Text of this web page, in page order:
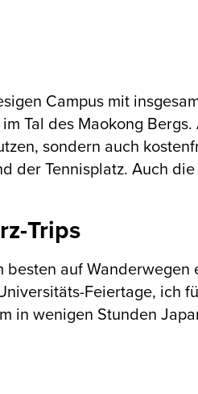
Campus mit
Tal des Maokong
sondern auch
der Tennisplatz. Auch
Trips
besten auf Wanderwegen
Feiertage, ich
in wenigen Stunden